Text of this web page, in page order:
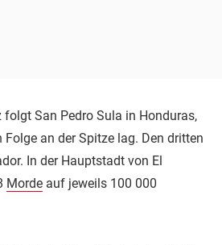
San Pedro Sula in Honduras,
an der Spitze lag. Den dritten
In der Hauptstadt von El
Morde auf jeweils 100 000